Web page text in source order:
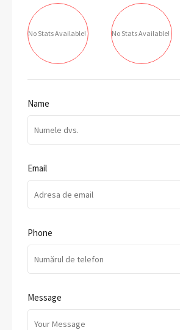
No Stats Available! No Stats Available!
Name
Email
Phone
Message